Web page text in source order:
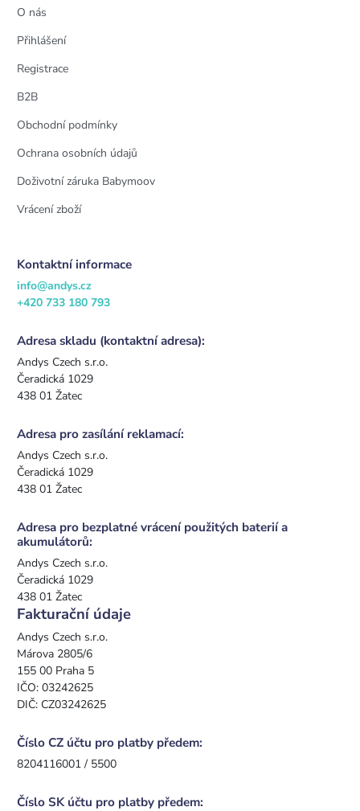
O nás
Přihlášení
Registrace
B2B
Obchodní podmínky
Ochrana osobních údajů
Doživotní záruka Babymoov
Vrácení zboží
Kontaktní informace
info@andys.cz
+420 733 180 793
Adresa skladu (kontaktní adresa):
Andys Czech s.r.o.
Čeradická 1029
438 01 Žatec
Adresa pro zasílání reklamací:
Andys Czech s.r.o.
Čeradická 1029
438 01 Žatec
Adresa pro bezplatné vrácení použitých baterií a
akumulátorů:
Andys Czech s.r.o.
Čeradická 1029
438 01 Žatec
Fakturační údaje
Andys Czech s.r.o.
Márova 2805/6
155 00 Praha 5
IČO: 03242625
DIČ: CZ03242625
Číslo CZ účtu pro platby předem:
8204116001 / 5500
Číslo SK účtu pro platby předem: